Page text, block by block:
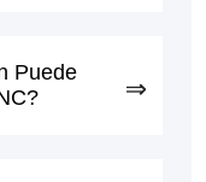
Puede